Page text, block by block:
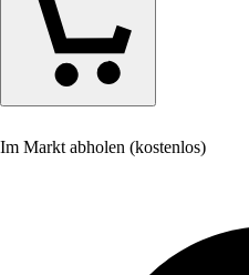
Im Markt abholen (kostenlos)